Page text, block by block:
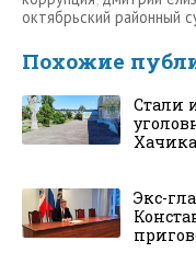
октябрьский районный
Похожие
Стали
Экс-